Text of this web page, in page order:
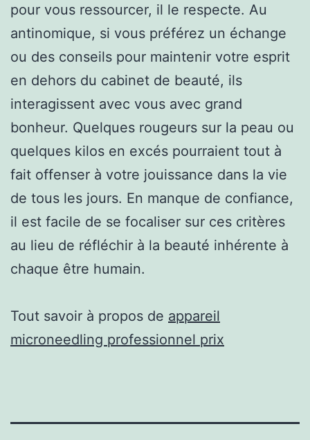
pour vous ressourcer, il le respecte. Au
antinomique, si vous préférez un échange
ou des conseils pour maintenir votre esprit
en dehors du cabinet de beauté, ils
interagissent avec vous avec grand
bonheur. Quelques rougeurs sur la peau ou
quelques kilos en excés pourraient tout à
fait offenser à votre jouissance dans la vie
de tous les jours. En manque de confiance,
il est facile de se focaliser sur ces critères
au lieu de réfléchir à la beauté inhérente à
chaque être humain.
Tout savoir à propos de appareil
microneedling professionnel prix